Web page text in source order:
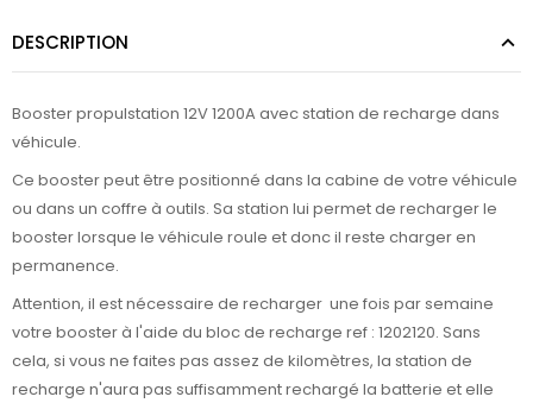
DESCRIPTION
Booster propulstation 12V 1200A avec station de recharge dans
véhicule.
Ce booster peut être positionné dans la cabine de votre véhicule
ou dans un coffre à outils. Sa station lui permet de recharger le
booster lorsque le véhicule roule et donc il reste charger en
permanence.
Attention, il est nécessaire de recharger une fois par semaine
votre booster à l'aide du bloc de recharge ref : 1202120. Sans
cela, si vous ne faites pas assez de kilomètres, la station de
recharge n'aura pas suffisamment rechargé la batterie et elle